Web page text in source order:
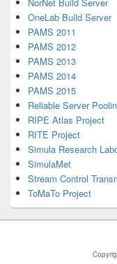
NorNet Build Server
OneLab Build Server
PAMS 2011
PAMS 2012
PAMS 2013
PAMS 2014
PAMS 2015
Reliable Server
RIPE Atlas Project
RITE Project
Simula Research
SimulaMet
Stream Control
ToMaTo Project